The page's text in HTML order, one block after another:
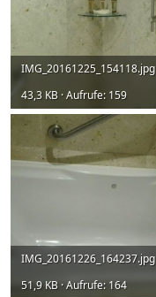
IMG_20161225_154118.jpg
43,3 KB · Aufrufe: 159
IMG_20161226_164237.jpg
51,9 KB · Aufrufe: 164